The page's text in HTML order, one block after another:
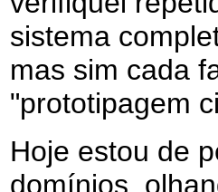
sistema
mas sim cada
"prototipagem
Hoje estou de
domínios,